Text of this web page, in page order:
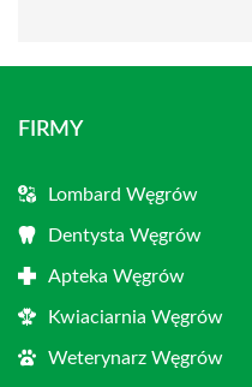
FIRMY
Lombard Węgrów
Dentysta Węgrów
Apteka Węgrów
Kwiaciarnia Węgrów
Weterynarz Węgrów